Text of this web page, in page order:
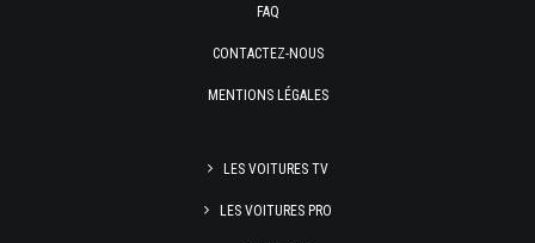
FAQ
CONTACTEZ-NOUS
MENTIONS LÉGALES
LES VOITURES TV
LES VOITURES PRO